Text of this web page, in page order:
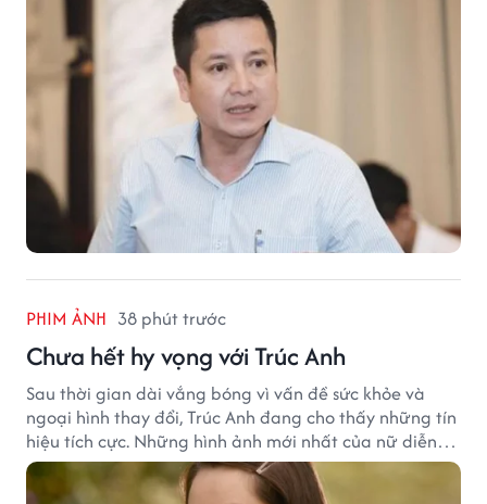
PHIM ẢNH 38 phút trước
Chưa hết hy vọng với Trúc Anh
Sau thời gian dài vắng bóng vì vấn đề sức khỏe và
ngoại hình thay đổi, Trúc Anh đang cho thấy những tín
hiệu tích cực. Những hình ảnh mới nhất của nữ diễn
viên khiến nhiều khán giả tin rằng hành trình trở lại
của cô vẫn còn nhiều hy vọng.